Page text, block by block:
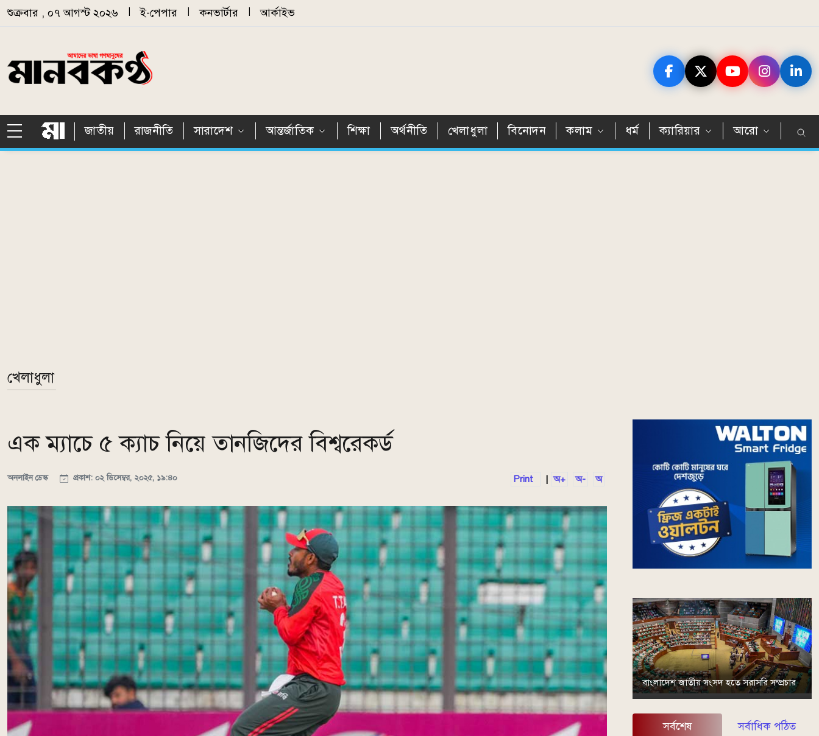
Skip to main content
শুক্রবার , ০৭ আগস্ট ২০২৬ ই-পেপার কনভার্টার আর্কাইভ
জাতীয় রাজনীতি সারাদেশ আন্তর্জাতিক শিক্ষা অর্থনীতি খেলাধুলা বিনোদন কলাম ধর্ম ক্যারিয়ার আরো
খেলাধুলা
এক ম্যাচে ৫ ক্যাচ নিয়ে তানজিদের বিশ্বরেকর্ড
অনলাইন ডেস্ক প্রকাশ: ০২ ডিসেম্বর, ২০২৫, ১৯:৪০ Print অ+ অ- অ
বাংলাদেশ জাতীয় সংসদ হতে সরাসরি সম্প্রচার
সর্বশেষ সর্বাধিক পঠিত